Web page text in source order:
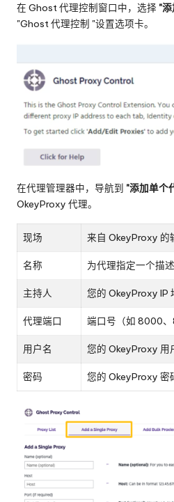
在 Ghost 代理控制窗口中，选择 "
"Ghost 代理控制 "设置选项卡。
在代理管理器中，导航到 "添加单个
OkeyProxy 代理。
现场 来自 OkeyProxy 的
名称 为代理指定一个描
主持人 您的 OkeyProxy IP
代理端口 端口号（如 8000、
用户名 您的 OkeyProxy 用
密码 您的 OkeyProxy 密